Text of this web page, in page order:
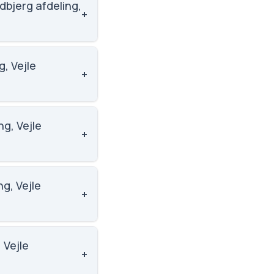
+
afdeling, Vejle
+
Joan
+
ud af 5, nummer
+
ud af 5, nummer
+